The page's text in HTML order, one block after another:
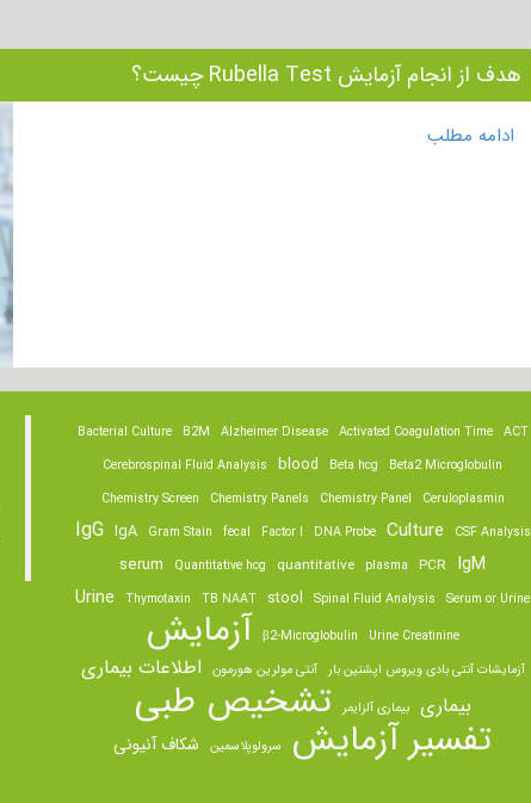
هدف از انجام آزمایش Rubella Test چیست؟
ادامه مطلب
ACT
Activated Coagulation Time
Alzheimer Disease
B2M
Bacterial Culture
Beta2 Microglobulin
Beta hcg
blood
Cerebrospinal Fluid Analysis
Ceruloplasmin
Chemistry Panel
Chemistry Panels
Chemistry Screen
CSF Analysis
Culture
DNA Probe
Factor I
fecal
Gram Stain
IgA
IgG
IgM
PCR
plasma
quantitative
Quantitative hcg
serum
Serum or Urine
Spinal Fluid Analysis
stool
TB NAAT
Thymotaxin
Urine
Urine Creatinine
β2-Microglobulin آزمایش
آزمایشات آنتی بادی ویروس اپشتین بار آنتی مولرین هورمون اطلاعات بیماری
بیماری بیماری آلزایمر تشخیص طبی
تفسیر آزمایش سرولوپلاسمین شکاف آنیونی